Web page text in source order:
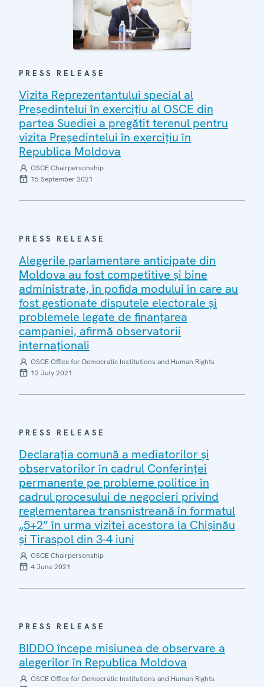
PRESS RELEASE
Vizita Reprezentantului special al
Președintelui în exercițiu al OSCE din
partea Suediei a pregătit terenul pentru
vizita Președintelui în exercițiu în
Republica Moldova
OSCE Chairpersonship
15 September 2021
PRESS RELEASE
Alegerile parlamentare anticipate din
Moldova au fost competitive și bine
administrate, în pofida modului în care au
fost gestionate disputele electorale și
problemele legate de finanțarea
campaniei, afirmă observatorii
internaționali
OSCE Office for Democratic Institutions and Human Rights
12 July 2021
PRESS RELEASE
Declarația comună a mediatorilor și
observatorilor în cadrul Conferinței
permanente pe probleme politice în
cadrul procesului de negocieri privind
reglementarea transnistreană în formatul
„5+2” în urma vizitei acestora la Chișinău
și Tiraspol din 3-4 iuni
OSCE Chairpersonship
4 June 2021
PRESS RELEASE
BIDDO începe misiunea de observare a
alegerilor în Republica Moldova
OSCE Office for Democratic Institutions and Human Rights